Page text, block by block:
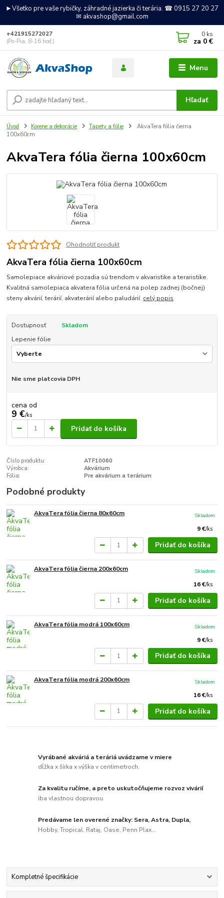
►Všetko pre vaše rybičky, záhradné jazierka či terária. ☎ 0915 27 20 27
✉ akvashop@gmail.com
Menu
Hľadať
+421915272027
(Po-Pia, 8-16 hod.)
0 ks
za 0 €
Úvod Korene a dekorácie Tapety a fólie
AkvaTera fólia čierna
100x60cm
AkvaTera fólia čierna 100x60cm
Ohodnotiť produkt
AkvaTera fólia čierna 100x60cm
Samolepiace akváriové pozadia sú trendom v akvaristike a teraristike.
Kvalitná samolepiaca akvatera fólia určená na polep zadnej (bočnej)
steny akvárií, terárií, akvaterárií alebo paludárií. celý popis
Dostupnosť
Skladom
Lepenie fólie
Nie sme platcovia DPH
cena od
9 €/ks
Pridať do košíka
Číslo produktu:
ATF10060
Výrobca:
Akvárium
Fólia:
Pre akvárium a terárium
Podobné produkty
AkvaTera fólia čierna 80x60cm
9 €/ks
Skladom
Pridať do košíka
AkvaTera fólia čierna 200x60cm
16 €/ks
Skladom
Pridať do košíka
AkvaTera fólia modrá 100x60cm
9 €/ks
Skladom
Pridať do košíka
AkvaTera fólia modrá 200x60cm
16 €/ks
Skladom
Pridať do košíka
Vyrábané akváriá a teráriá uvádzame v miere
dĺžka x šírka x výška v centimetroch.
Za kvalitu ručíme, a preto uskutočňujeme rozvoz vivárií
iba vlastnou dopravou.
Predávame len overené značky: Sera, Astra, Dupla,
Hobby, Tropical, Rataj, Oase, Penn Plax...
Kompletné špecifikácie